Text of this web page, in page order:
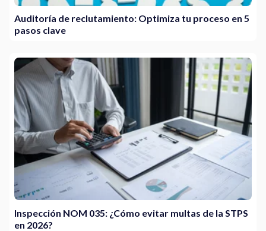
Auditoría de reclutamiento: Optimiza tu proceso en 5
pasos clave
Inspección NOM 035: ¿Cómo evitar multas de la STPS
en 2026?